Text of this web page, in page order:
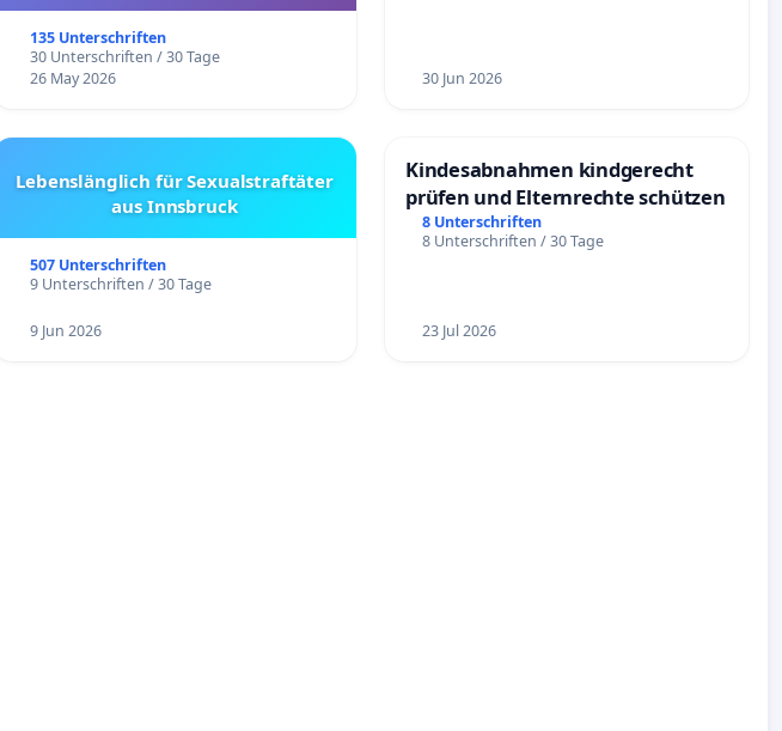
135 Unterschriften
30 Unterschriften / 30 Tage
26 May 2026
30 Jun 2026
Lebenslänglich für Sexualstraftäter
aus Innsbruck
507 Unterschriften
9 Unterschriften / 30 Tage
9 Jun 2026
Kindesabnahmen kindgerecht
prüfen und Elternrechte schützen
8 Unterschriften
8 Unterschriften / 30 Tage
23 Jul 2026